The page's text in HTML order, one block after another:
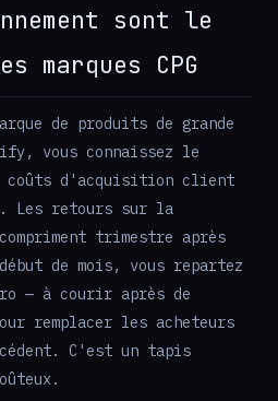
sont le
marques CPG
de produits de grande
vous connaissez le
coûts d'acquisition client
Les retours sur la
trimestre après
de mois, vous repartez
— à courir après de
remplacer les acheteurs
C'est un tapis